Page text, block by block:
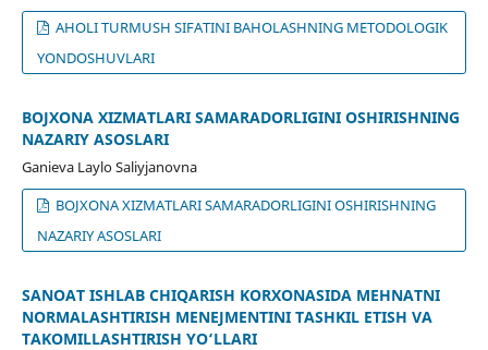
AHOLI TURMUSH SIFATINI BAHOLASHNING METODOLOGIK
YONDOSHUVLARI
BOJXONA XIZMATLARI SAMARADORLIGINI OSHIRISHNING
NAZARIY ASOSLARI
Ganieva Laylo Saliyjanovna
BOJXONA XIZMATLARI SAMARADORLIGINI OSHIRISHNING
NAZARIY ASOSLARI
SANOAT ISHLAB CHIQARISH KORXONASIDA MEHNATNI
NORMALASHTIRISH MENEJMENTINI TASHKIL ETISH VA
TAKOMILLASHTIRISH YO‘LLARI